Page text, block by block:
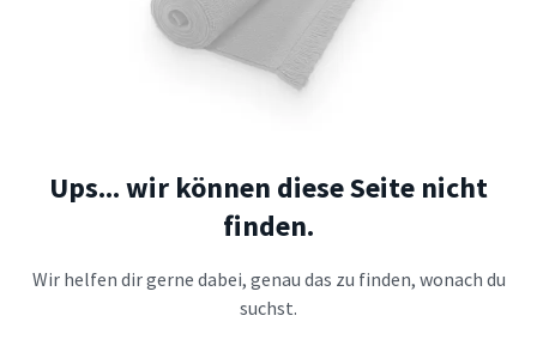
Ups... wir können diese Seite nicht
finden.
Wir helfen dir gerne dabei, genau das zu finden, wonach du
suchst.